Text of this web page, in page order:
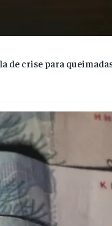
de crise para